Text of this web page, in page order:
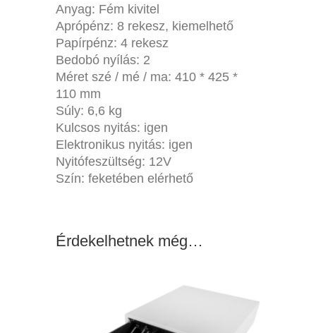
Anyag: Fém kivitel
Aprópénz: 8 rekesz, kiemelhető
Papírpénz: 4 rekesz
Bedobó nyílás: 2
Méret szé / mé / ma: 410 * 425 *
110 mm
Súly: 6,6 kg
Kulcsos nyitás: igen
Elektronikus nyitás: igen
Nyitófeszültség: 12V
Szín: feketében elérhető
Érdekelhetnek még…